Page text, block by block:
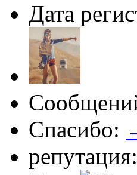
Дата
Спасибо: